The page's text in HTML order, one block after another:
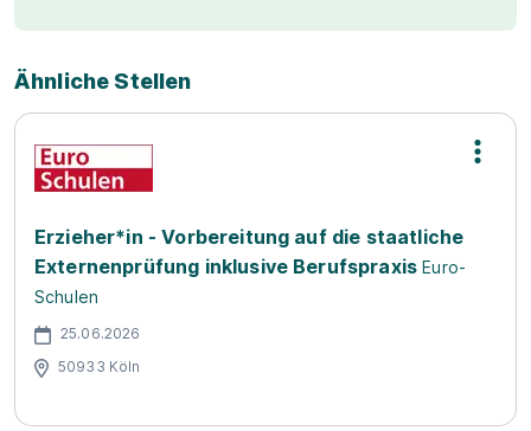
Ähnliche Stellen
Erzieher*in - Vorbereitung auf die staatliche
Externenprüfung inklusive Berufspraxis Euro-
Schulen
25.06.2026
50933 Köln